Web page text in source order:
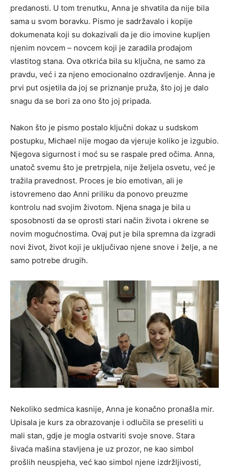
predanosti. U tom trenutku, Anna je shvatila da nije bila
sama u svom boravku. Pismo je sadržavalo i kopije
dokumenata koji su dokazivali da je dio imovine kupljen
njenim novcem – novcem koji je zaradila prodajom
vlastitog stana. Ova otkrića bila su ključna, ne samo za
pravdu, već i za njeno emocionalno ozdravljenje. Anna je
prvi put osjetila da joj se priznanje pruža, što joj je dalo
snagu da se bori za ono što joj pripada.
Nakon što je pismo postalo ključni dokaz u sudskom
postupku, Michael nije mogao da vjeruje koliko je izgubio.
Njegova sigurnost i moć su se raspale pred očima. Anna,
unatoč svemu što je pretrpjela, nije željela osvetu, već je
tražila pravednost. Proces je bio emotivan, ali je
istovremeno dao Anni priliku da ponovo preuzme
kontrolu nad svojim životom. Njena snaga je bila u
sposobnosti da se oprosti stari način života i okrene se
novim mogućnostima. Ovaj put je bila spremna da izgradi
novi život, život koji je uključivao njene snove i želje, a ne
samo potrebe drugih.
Nekoliko sedmica kasnije, Anna je konačno pronašla mir.
Upisala je kurs za obrazovanje i odlučila se preseliti u
mali stan, gdje je mogla ostvariti svoje snove. Stara
šivaća mašina stavljena je uz prozor, ne kao simbol
prošlih neuspjeha, već kao simbol njene izdržljivosti,